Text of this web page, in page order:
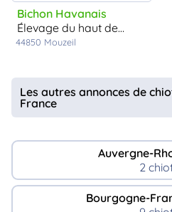
Bichon Havanais
élevage du haut de la richerais
44850 Mouzeil
Les autres annonces de
France
Auvergne-
2
Bourgogne-